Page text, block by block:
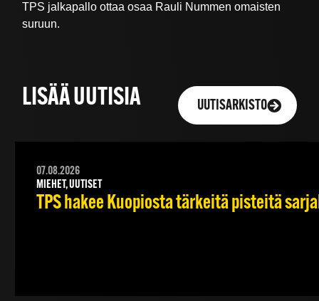
TPS jalkapallo ottaa osaa Rauli Nummen omaisten
suruun.
LISÄÄ UUTISIA UUTISARKISTO
07.08.2026
MIEHET, UUTISET
TPS hakee Kuopiosta tärkeitä pisteitä